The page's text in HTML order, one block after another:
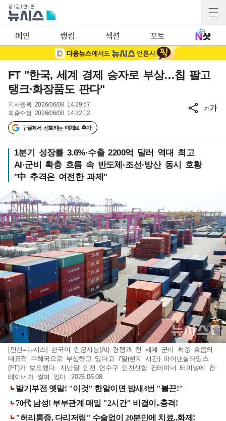
메인 랭킹 섹션 포토
FT "한국, 세계 경제 승자로 부상…칩 팔고
탱크·화장품도 판다"
기사등록 2026/06/08 14:29:57
최종수정 2026/06/08 14:32:12
구글에서 선호하는 매체로 추가
가가
1분기 성장률 3.6%·수출 2200억 달러 역대 최고
AI·군비 확충 흐름 속 반도체·조선·방산 동시 호황
"中 추격은 여전한 과제"
[인천=뉴시스] 한국이 인공지능(AI) 경쟁과 전 세계 군비 확충 흐름의
대표적 수혜국으로 부상하고 있다고 7일(현지 시간) 파이낸셜타임스
(FT)가 보도했다. 지난달 인천 연수구 인천신항 컨테이너 터미널에 컨
테이너가 쌓여 있다. 2026.06.08.